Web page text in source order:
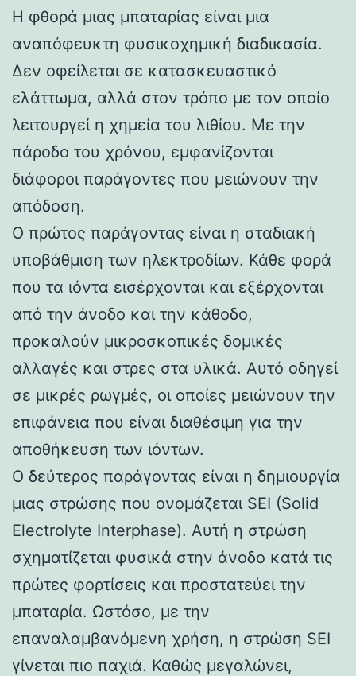
Η φθορά μιας μπαταρίας είναι μια
αναπόφευκτη φυσικοχημική διαδικασία.
Δεν οφείλεται σε κατασκευαστικό
ελάττωμα, αλλά στον τρόπο με τον οποίο
λειτουργεί η χημεία του λιθίου. Με την
πάροδο του χρόνου, εμφανίζονται
διάφοροι παράγοντες που μειώνουν την
απόδοση.
Ο πρώτος παράγοντας είναι η σταδιακή
υποβάθμιση των ηλεκτροδίων. Κάθε φορά
που τα ιόντα εισέρχονται και εξέρχονται
από την άνοδο και την κάθοδο,
προκαλούν μικροσκοπικές δομικές
αλλαγές και στρες στα υλικά. Αυτό οδηγεί
σε μικρές ρωγμές, οι οποίες μειώνουν την
επιφάνεια που είναι διαθέσιμη για την
αποθήκευση των ιόντων.
Ο δεύτερος παράγοντας είναι η δημιουργία
μιας στρώσης που ονομάζεται SEI (Solid
Electrolyte Interphase). Αυτή η στρώση
σχηματίζεται φυσικά στην άνοδο κατά τις
πρώτες φορτίσεις και προστατεύει την
μπαταρία. Ωστόσο, με την
επαναλαμβανόμενη χρήση, η στρώση SEI
γίνεται πιο παχιά. Καθώς μεγαλώνει,